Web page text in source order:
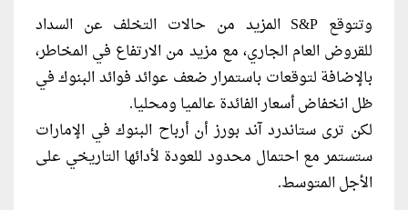
وتتوقع S&P المزيد من حالات التخلف عن السداد
للقروض العام الجاري، مع مزيد من الارتفاع في المخاطر،
بالإضافة لتوقعات باستمرار ضعف عوائد فوائد البنوك في
ظل انخفاض أسعار الفائدة عالميا ومحليا.
لكن ترى ستاندرد آند بورز أن أرباح البنوك في الإمارات
ستستمر مع احتمال محدود للعودة لأدائها التاريخي على
الأجل المتوسط.